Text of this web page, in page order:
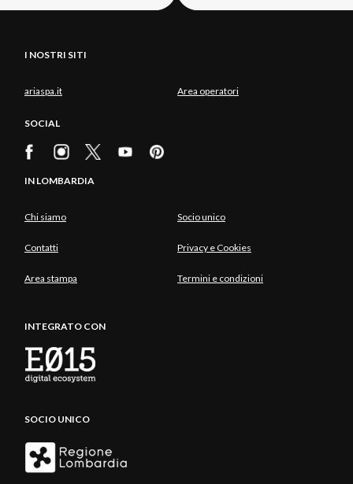
I NOSTRI SITI
ariaspa.it Area operatori
SOCIAL
IN LOMBARDIA
Chi siamo Socio unico
Contatti Privacy e Cookies
Area stampa Termini e condizioni
INTEGRATO CON
SOCIO UNICO